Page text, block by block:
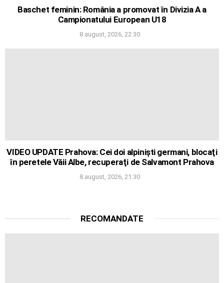
Baschet feminin: România a promovat în Divizia A a
Campionatului European U18
8 august, 2026, 22:30
VIDEO UPDATE Prahova: Cei doi alpinişti germani, blocaţi
în peretele Văii Albe, recuperaţi de Salvamont Prahova
8 august, 2026, 21:30
RECOMANDATE